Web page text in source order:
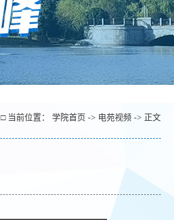
□ 当前位置： 学院首页 -> 电苑视频 -> 正文